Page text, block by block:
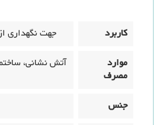
کاربرد
جهت نگهداری
موارد
مصرف
آتش نشانی،
جنس